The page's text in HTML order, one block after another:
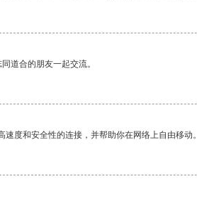
道合的朋友一起交流。
度和安全性的连接，并帮助你在网络上自由移动。